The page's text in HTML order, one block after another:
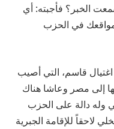
الخبر؟ فأجبته: أي
في الحزب
قاسم، التي أصيب
إلى مصر وعاشا هناك
وله دالة على الحزب
لاحقاً للإقامة الجبرية